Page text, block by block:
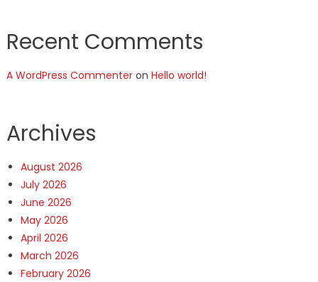
Recent Comments
A WordPress Commenteron Hello world!
Archives
August 2026
July 2026
June 2026
May 2026
April 2026
March 2026
February 2026